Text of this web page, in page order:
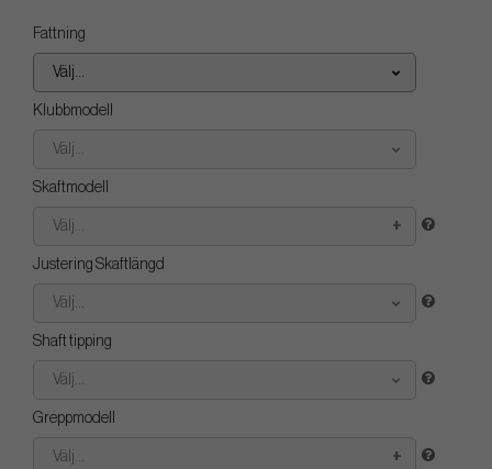
Fattning
Välj...
Klubbmodell
Välj...
Skaftmodell
Välj...
Justering Skaftlängd
Välj...
Shaft tipping
Välj...
Greppmodell
Välj...